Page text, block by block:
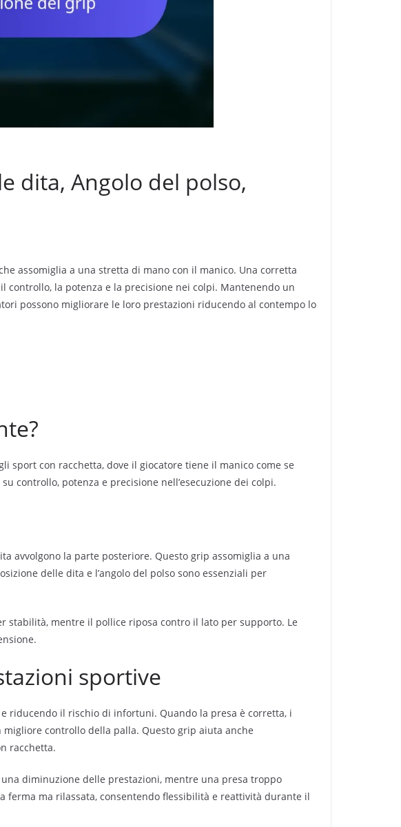
dita, Angolo del polso,
assomiglia a una stretta di mano con il manico. Una corretta
controllo, la potenza e la precisione nei colpi. Mantenendo un
possono migliorare le loro prestazioni riducendo al contempo lo
sport con racchetta, dove il giocatore tiene il manico come se
controllo, potenza e precisione nell’esecuzione dei colpi.
avvolgono la parte posteriore. Questo grip assomiglia a una
delle dita e l’angolo del polso sono essenziali per
stabilità, mentre il pollice riposa contro il lato per supporto. Le
sportive
riducendo il rischio di infortuni. Quando la presa è corretta, i
controllo della palla. Questo grip aiuta anche
racchetta.
diminuzione delle prestazioni, mentre una presa troppo
ma rilassata, consentendo flessibilità e reattività durante il